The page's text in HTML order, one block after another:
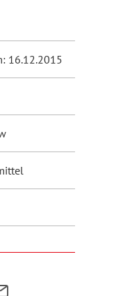
16.12.2015